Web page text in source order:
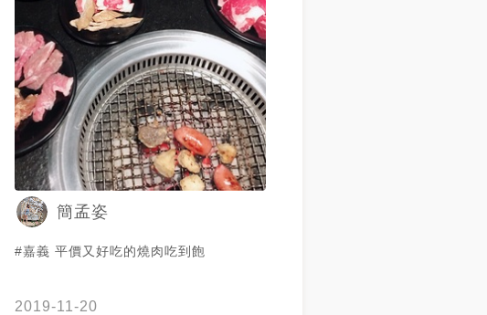
也可以，感覺我之後就會二訪了😂😂
簡孟姿
#嘉義 平價又好吃的燒肉吃到飽
2019-11-20